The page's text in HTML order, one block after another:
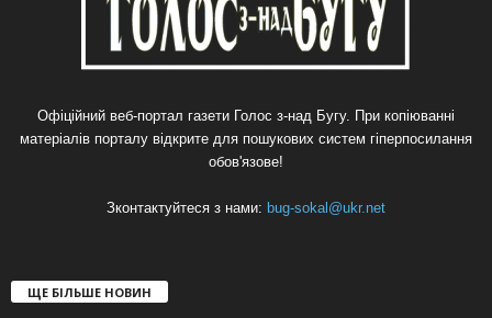
Офіційний веб-портал газети Голос з-над Бугу. При копіюванні
матеріалів порталу відкрите для пошукових систем гіперпосилання
обов'язове!
Зконтактуйтеся з нами: bug-sokal@ukr.net
ЩЕ БІЛЬШЕ НОВИН